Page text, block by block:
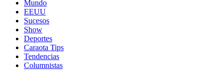
Mundo
EEUU
Sucesos
Show
Deportes
Caraota Tips
Tendencias
Columnistas